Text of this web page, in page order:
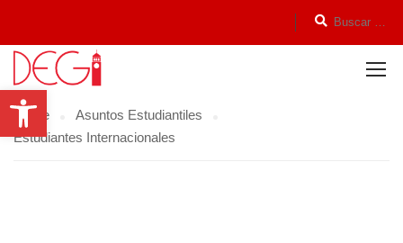
Open toolbar
Home
Asuntos Estudiantiles
Estudiantes Internacionales